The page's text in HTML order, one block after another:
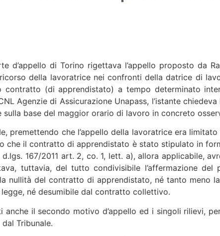
d’appello di Torino rigettava l’appello proposto da
della lavoratrice nei confronti della datrice di
contratto (di apprendistato) a tempo determinato
Agenzie di Assicurazione Unapass, l’istante
base del maggior orario di lavoro in concreto
premettendo che l’appello della lavoratrice era
che il contratto di apprendistato è stato stipulato in
167/2011 art. 2, co. 1, lett. a), allora applicabile,
tuttavia, del tutto condivisibile l’affermazione
nullità del contratto di apprendistato, né tanto meno
né desumibile dal contratto collettivo.
il secondo motivo d’appello ed i singoli rilievi,
Tribunale.